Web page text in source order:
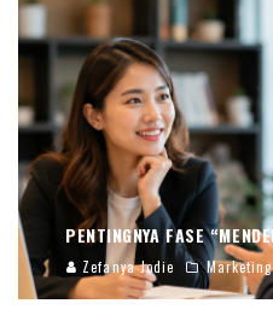
PENTINGNYA FASE
Zefanya Jodie